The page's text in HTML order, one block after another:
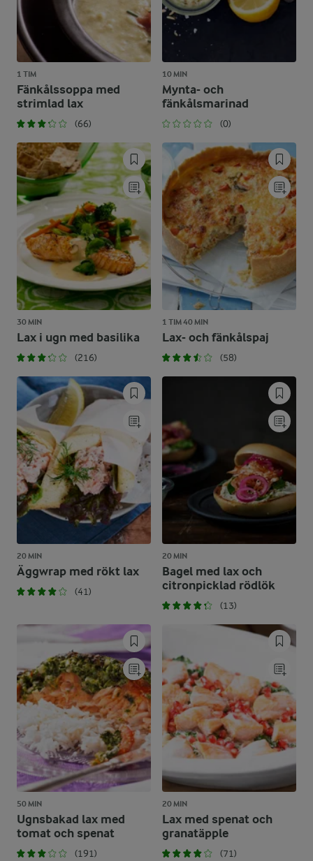
1 TIM
Fänkålssoppa med
strimlad lax
(66)
10 MIN
Mynta- och
fänkålsmarinad
(0)
30 MIN
Lax i ugn med basilika
(216)
1 TIM 40 MIN
Lax- och fänkålspaj
(58)
20 MIN
Äggwrap med rökt lax
(41)
20 MIN
Bagel med lax och
citronpicklad rödlök
(13)
50 MIN
Ugnsbakad lax med
tomat och spenat
(191)
20 MIN
Lax med spenat och
granatäpple
(71)